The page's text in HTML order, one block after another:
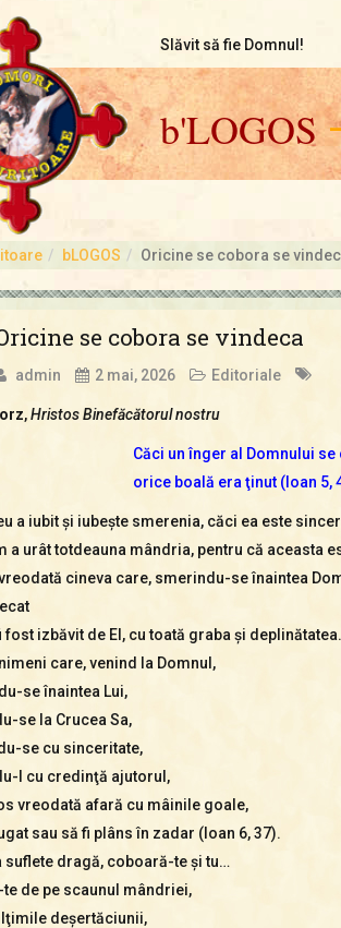
Slăvit să fie Domnul!
b'LOGOS
bLOGOS Oricine se cobora se
se cobora se vindeca
admin 2 mai, 2026 Editoriale
,Hristos Binefăcătorul nostru
Căci un înger al Domnului
orice boală era ţinut (Ioan 5,
a iubit şi iubeşte smerenia, căci ea este
a urât totdeauna mândria, pentru că aceasta
cineva care, smerindu-se înaintea
fost izbăvit de El, cu toată graba şi deplinătatea.
care, venind la Domnul,
se înaintea Lui,
se la Crucea Sa,
se cu sinceritate,
I cu credinţă ajutorul,
vreodată afară cu mâinile goale,
sau să fi plâns în zadar (Ioan 6, 37).
suflete dragă, coboară-te şi tu…
de pe scaunul mândriei,
deşertăciunii,